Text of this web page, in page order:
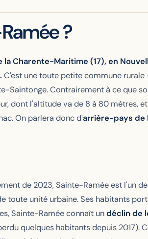
?
Charente-Maritime (17), en
C'est une toute petite commune
Saintonge. Contrairement à ce que
dont l'altitude va de 8 à 80 mètres,
On parlera donc d'arrière-pays de
de 2023, Sainte-Ramée est l'un
toute unité urbaine. Ses habitants
Sainte-Ramée connaît undéclin de
quelques habitants depuis